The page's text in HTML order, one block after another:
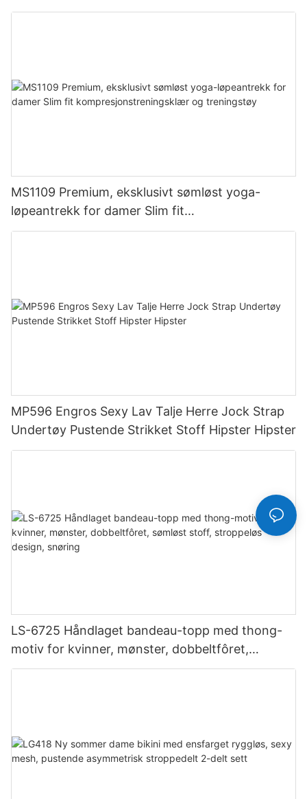
for kvinner
MS1109 Premium, eksklusivt sømløst yoga-
løpeantrekk for damer Slim fit
kompresjonstreningsklær og treningstøy
MP596 Engros Sexy Lav Talje Herre Jock Strap
Undertøy Pustende Strikket Stoff Hipster Hipster
LS-6725 Håndlaget bandeau-topp med thong-
motiv for kvinner, mønster, dobbeltfôret,
sømløst stoff, stroppeløs design, snøring